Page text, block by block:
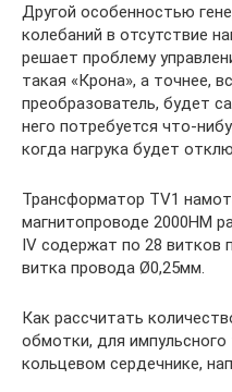
Другой особенностью
колебаний в отсутствие
решает проблему
такая «Крона», а точнее,
преобразователь, будет
него потребуется что-
когда нагрука будет
Трансформатор TV1
магнитопроводе 2000НМ
IV содержат по 28 витков
витка провода Ø0,25мм.
Как рассчитать
обмотки, для
кольцевом сердечнике,